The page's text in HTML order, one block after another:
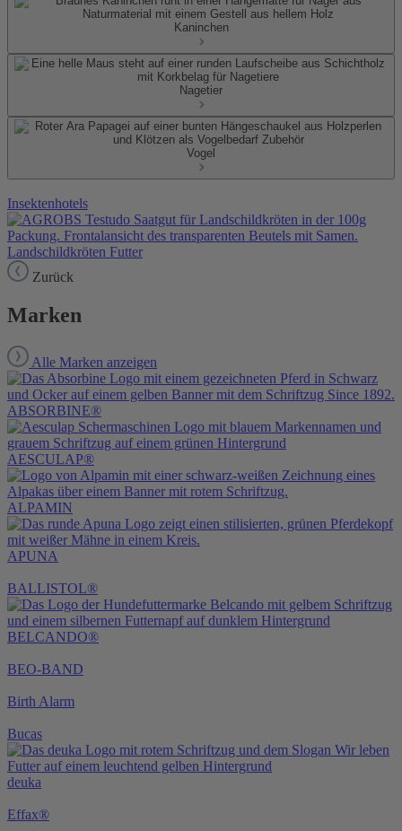
Kaninchen
Nagetier
Vogel
Insektenhotels
Landschildkröten Futter
Zurück
Marken
Alle Marken anzeigen
ABSORBINE®
AESCULAP®
ALPAMIN
APUNA
BALLISTOL®
BELCANDO®
BEO-BAND
Birth Alarm
Bucas
deuka
Effax®